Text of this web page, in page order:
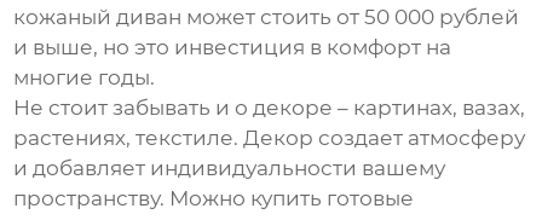
кожаный диван может стоить от 50 000 рублей
и выше, но это инвестиция в комфорт на
многие годы.
Не стоит забывать и о декоре – картинах, вазах,
растениях, текстиле. Декор создает атмосферу
и добавляет индивидуальности вашему
пространству. Можно купить готовые